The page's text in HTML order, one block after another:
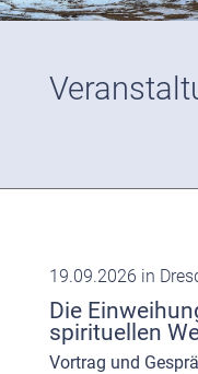
19.09.2026 in
Die
spirituellen
Vortrag und